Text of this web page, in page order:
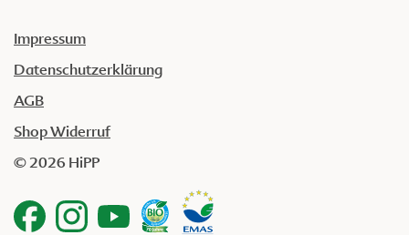
Impressum
Datenschutzerklärung
AGB
Shop Widerruf
© 2026 HiPP